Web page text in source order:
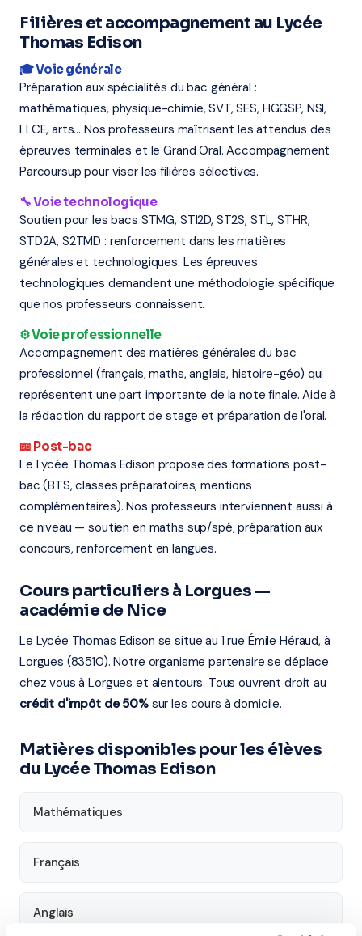
Filières et accompagnement au Lycée
Thomas Edison
🎓 Voie générale
Préparation aux spécialités du bac général :
mathématiques, physique-chimie, SVT, SES, HGGSP, NSI,
LLCE, arts... Nos professeurs maîtrisent les attendus des
épreuves terminales et le Grand Oral. Accompagnement
Parcoursup pour viser les filières sélectives.
🔧 Voie technologique
Soutien pour les bacs STMG, STI2D, ST2S, STL, STHR,
STD2A, S2TMD : renforcement dans les matières
générales et technologiques. Les épreuves
technologiques demandent une méthodologie spécifique
que nos professeurs connaissent.
⚙️ Voie professionnelle
Accompagnement des matières générales du bac
professionnel (français, maths, anglais, histoire-géo) qui
représentent une part importante de la note finale. Aide à
la rédaction du rapport de stage et préparation de l'oral.
📖 Post-bac
Le Lycée Thomas Edison propose des formations post-
bac (BTS, classes préparatoires, mentions
complémentaires). Nos professeurs interviennent aussi à
ce niveau — soutien en maths sup/spé, préparation aux
concours, renforcement en langues.
Cours particuliers à Lorgues —
académie de Nice
Le Lycée Thomas Edison se situe au 1 rue Émile Héraud, à
Lorgues (83510). Notre organisme partenaire se déplace
chez vous à Lorgues et alentours. Tous ouvrent droit au
crédit d'impôt de 50%sur les cours à domicile.
Matières disponibles pour les élèves
du Lycée Thomas Edison
Mathématiques
Français
Anglais